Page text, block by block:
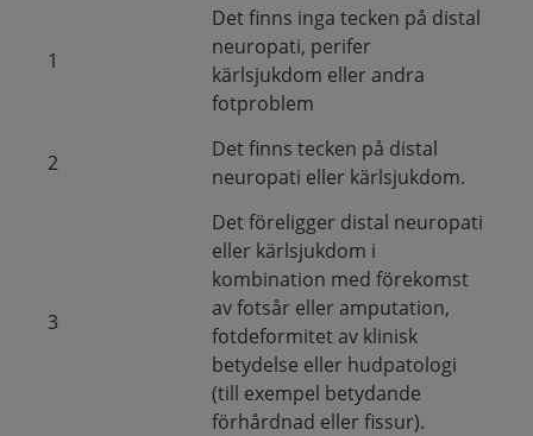
1
Det finns inga tecken på distal
neuropati, perifer
kärlsjukdom eller andra
fotproblem
2
Det finns tecken på distal
neuropati eller kärlsjukdom.
3
Det föreligger distal neuropati
eller kärlsjukdom i
kombination med förekomst
av fotsår eller amputation,
fotdeformitet av klinisk
betydelse eller hudpatologi
(till exempel betydande
förhårdnad eller fissur).